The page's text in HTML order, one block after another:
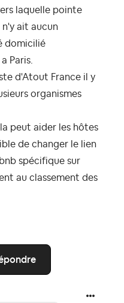
laquelle pointe
ait aucun
domicilié
Paris.
d'Atout France il y
organismes
peut aider les hôtes
de changer le lien
spécifique sur
au classement des